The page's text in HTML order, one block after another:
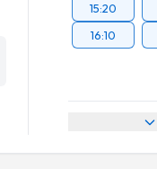
15:20
16:10